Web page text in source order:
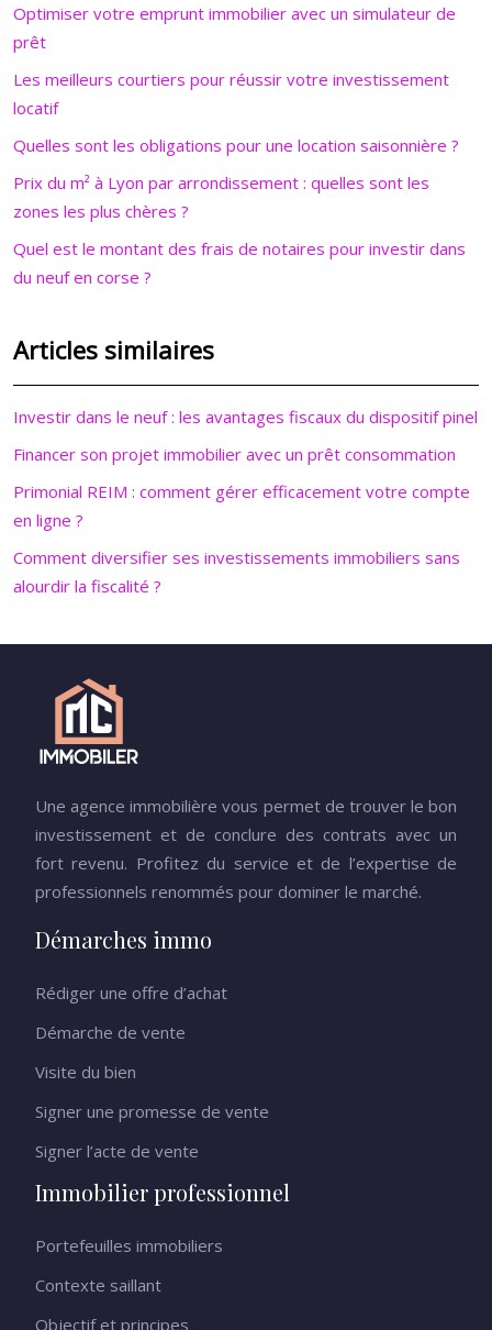
Optimiser votre emprunt immobilier avec un simulateur de
prêt
Les meilleurs courtiers pour réussir votre investissement
locatif
Quelles sont les obligations pour une location saisonnière ?
Prix du m² à Lyon par arrondissement : quelles sont les
zones les plus chères ?
Quel est le montant des frais de notaires pour investir dans
du neuf en corse ?
Articles similaires
Investir dans le neuf : les avantages fiscaux du dispositif pinel
Financer son projet immobilier avec un prêt consommation
Primonial REIM : comment gérer efficacement votre compte
en ligne ?
Comment diversifier ses investissements immobiliers sans
alourdir la fiscalité ?
Une agence immobilière vous permet de trouver le bon
investissement et de conclure des contrats avec un
fort revenu. Profitez du service et de l’expertise de
professionnels renommés pour dominer le marché.
Démarches immo
Rédiger une offre d’achat
Démarche de vente
Visite du bien
Signer une promesse de vente
Signer l’acte de vente
Immobilier professionnel
Portefeuilles immobiliers
Contexte saillant
Objectif et principes